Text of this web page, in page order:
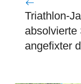
Triathlon-
absolvierte
angefixter